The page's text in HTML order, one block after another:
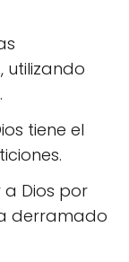
utilizando
tiene el
Dios por
derramado